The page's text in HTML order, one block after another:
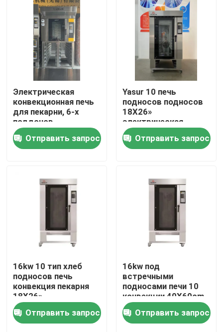
Дом
Товары
Свяжитесь с нами
Подовая печь для пекарни
Электрическая
конвекционная печь
для пекарни, 6-х
поддонов
Отправить запрос
Yasur 10 печь
подносов подносов
18X26»
электрическая
роторная для
пекарни
Отправить запрос
16kw 10 тип хлеб
подносов печь
конвекция пекарня
18X26»
американский и печь
печенья
Отправить запрос
16kw под
встречными
подносами печи 10
конвекции 40X60cm
для датских печений
и печенья хлеба
круассана
Отправить запрос